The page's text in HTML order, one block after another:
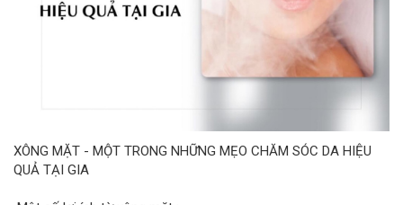
XÔNG MẶT - MỘT TRONG NHỮNG MẸO CHĂM SÓC DA HIỆU
QUẢ TẠI GIA